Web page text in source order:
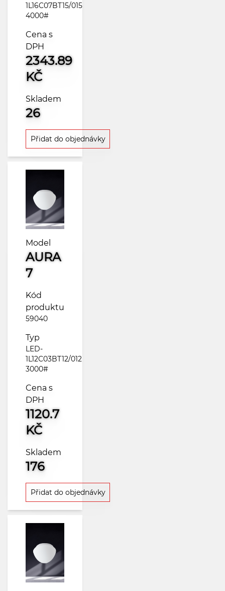
1L16C07BT15/015
4000#
Cena s
DPH
2343.89
KČ
Skladem
26
Přidat do objednávky
Model
AURA
7
Kód
produktu
59040
Typ
LED-
1L12C03BT12/012
3000#
Cena s
DPH
1120.7
KČ
Skladem
176
Přidat do objednávky